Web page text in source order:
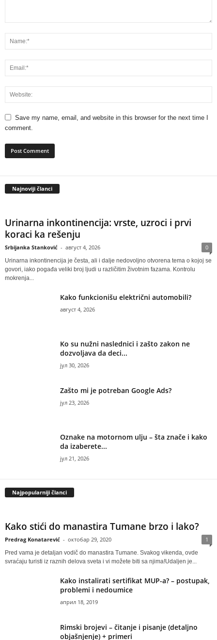
Save my name, email, and website in this browser for the next time I
comment.
Najnoviji članci
Urinarna inkontinencija: vrste, uzroci i prvi
koraci ka rešenju
Srbijanka Stanković - август 4, 2026 0
Urinarna inkontinencija je česta, ali i dalje nedovoljno otvorena tema o kojoj se
govori, iako pogađa veliki broj ljudi u različitim životnim fazama. Kontrolu
mokrenja...
Kako funkcionišu električni automobili?
август 4, 2026
Ko su nužni naslednici i zašto zakon ne
dozvoljava da deci...
јул 30, 2026
Zašto mi je potreban Google Ads?
јул 23, 2026
Oznake na motornom ulju – šta znače i kako
da izaberete...
јул 21, 2026
Najpopularniji članci
Kako stići do manastira Tumane brzo i lako?
Predrag Konatarević - октобар 29, 2020 1
Pred vama je detaljan vodič do manastira Tumane. Svakog vikenda, ovde
svraćaju turisti iz raznih delova sveta i vi možete biti sa njima!Udaljen je...
Kako instalirati sertifikat MUP-a? – postupak,
problemi i nedoumice
април 18, 2019
Rimski brojevi – čitanje i pisanje (detaljno
objašnjenje) + primeri